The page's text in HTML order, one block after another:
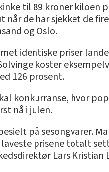
til 89 kroner kiloen
når de har sjekket de
og Oslo.
identiske priser
koster
126 prosent.
konkurranse, hvor
nå i julen.
på sesongvarer.
laveste prisene totalt
Lars